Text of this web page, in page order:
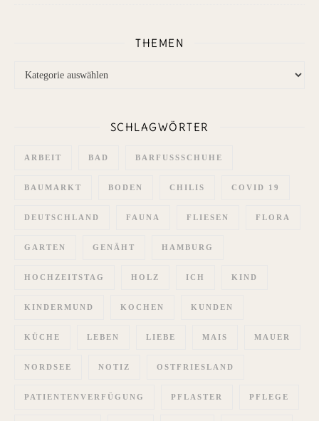
THEMEN
SCHLAGWÖRTER
ARBEIT BAD BARFUSSSCHUHE
BAUMARKT BODEN CHILIS COVID 19
DEUTSCHLAND FAUNA FLIESEN FLORA
GARTEN GENÄHT HAMBURG
HOCHZEITSTAG HOLZ ICH KIND
KINDERMUND KOCHEN KUNDEN
KÜCHE LEBEN LIEBE MAIS MAUER
NORDSEE NOTIZ OSTFRIESLAND
PATIENTENVERFÜGUNG PFLASTER PFLEGE